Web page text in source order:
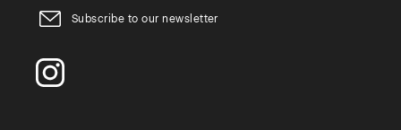
Subscribe to our newsletter